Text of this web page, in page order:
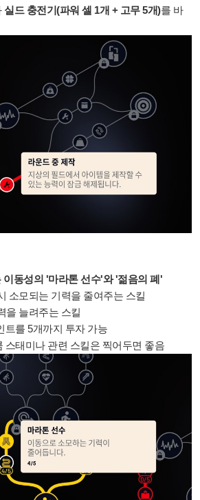
실드 충전기(파워 셀 1개 + 고무 5개)를 바
이동성의 '마라톤 선수'와 '젊음의 폐'
소모되는 기력을 줄여주는 스킬
을 늘려주는 스킬
트를 5개까지 투자 가능
스태미나 관련 스킬은 찍어두면 좋음